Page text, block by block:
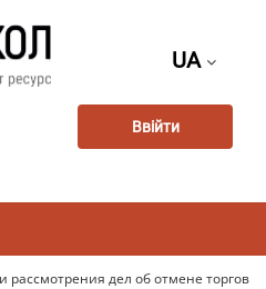
UA
Ввійти
рассмотрения дел об отмене торгов